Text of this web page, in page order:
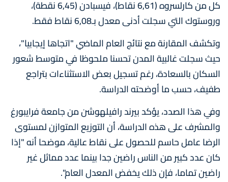
كل من كارلسروه (6,61 نقاط)، فيسبادن (6,45 نقطة)،
وروستوك التي سجلت أدنى معدل بـ6,08 نقاط فقط.
وتكشف المقارنة مع نتائج العام الماضي "اتجاها إيجابيا"،
حيث سجلت غالبية المدن تحسنا ملحوظا في متوسط شعور
السكان بالسعادة، رغم تسجيل بعض الاستثناءات بتراجع
طفيف، حسب ما أوضحته الدراسة.
وفي هذا الصدد، يؤكد بيرند رافيلهوشن من جامعة فرايبورغ
والمشرف على هذه الدراسة، أن التوزيع المتوازن لمستوى
الرضا عامل حاسم للحصول على نقاط عالية، موضحا أنه "إذا
كان عدد كبير من الناس راضين جدا بينما عدد مماثل غير
راضين تماما، فإن ذلك يخفض المعدل العام".